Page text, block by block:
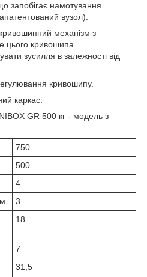
запобігає намотування
вузол).
механізм з
цього кривошипа
зусилля в залежності від
кривошипу.
каркас.
GR 500 кг - модель з
750
500
4
3
18
7
31,5